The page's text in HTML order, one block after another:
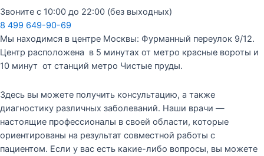
Звоните с 10:00 до 22:00 (без выходных)
8 499 649-90-69
Мы находимся в центре Москвы: Фурманный переулок 9/12.
Центр расположена в 5 минутах от метро красные вороты и
10 минут от станций метро Чистые пруды.
Здесь вы можете получить консультацию, а также
диагностику различных заболеваний. Наши врачи —
настоящие профессионалы в своей области, которые
ориентированы на результат совместной работы с
пациентом. Если у вас есть какие-либо вопросы, вы можете